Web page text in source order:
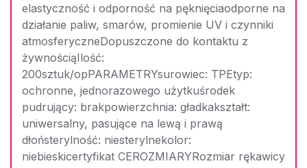
elastyczność i odporność na pęknięciaodporne na
działanie paliw, smarów, promienie UV i czynniki
atmosferyczneDopuszczone do kontaktu z
żywnościąIlość:
200sztuk/opPARAMETRYsurowiec: TPEtyp:
ochronne, jednorazowego użytkuśrodek
pudrujący: brakpowierzchnia: gładkakształt:
uniwersalny, pasujące na lewą i prawą
dłoństerylność: niesterylnekolor:
niebieskicertyfikat CEROZMIARYRozmiar rękawicy